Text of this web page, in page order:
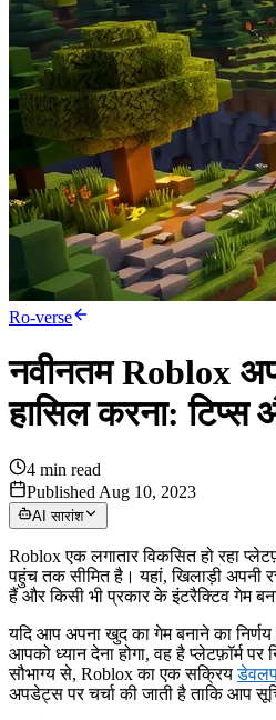
Ro-verse
नवीनतम Roblox
हासिल करना: टिप्स
4 min read
Published Aug 10, 2023
AI सारांश
Roblox एक लगातार विकसित हो रहा
पहुंच तक सीमित है। यहां, खिलाड़ी अपनी
हैं और किसी भी प्रकार के इंटरैक्टिव गेम
यदि आप अपना खुद का गेम बनाने का
आपको ध्यान देना होगा, वह है प्लेटफ़ॉर्म
सौभाग्य से, Roblox का एक सक्रिय
अपडेट्स पर चर्चा की जाती है ताकि आप